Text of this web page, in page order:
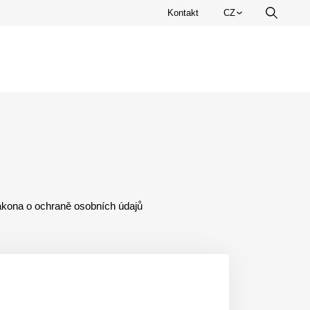
Kontakt
Zvolte
CZ
o ochraně osobních údajů